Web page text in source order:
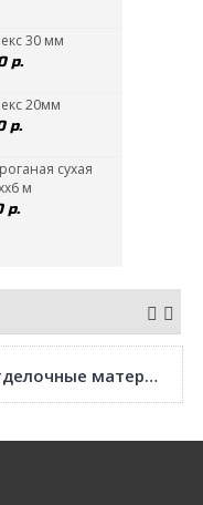
30 мм
р.
20мм
р.
сухая
м
р.
Отделочные материалы